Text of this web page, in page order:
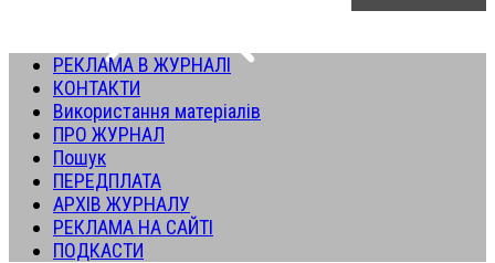
РЕКЛАМА В ЖУРНАЛІ
КОНТАКТИ
Використання матеріалів
ПРО ЖУРНАЛ
Пошук
ПЕРЕДПЛАТА
АРХІВ ЖУРНАЛУ
РЕКЛАМА НА САЙТІ
ПОДКАСТИ